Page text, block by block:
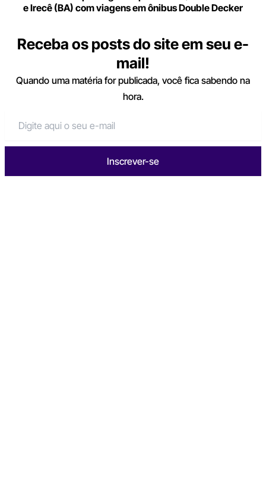
e Irecê (BA) com viagens em ônibus Double Decker
Receba os posts do site em seu e-
mail!
Quando uma matéria for publicada, você fica sabendo na
hora.
Inscrever-se